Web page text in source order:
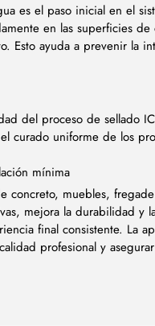
es el paso inicial en el
en las superficies
Esto ayuda a prevenir la
del proceso de sellado
curado uniforme de los
mínima
concreto, muebles,
mejora la durabilidad y
final consistente. La
profesional y